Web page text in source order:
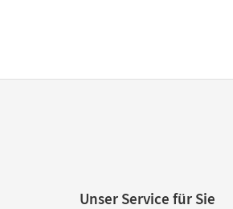
Unser Service für Sie